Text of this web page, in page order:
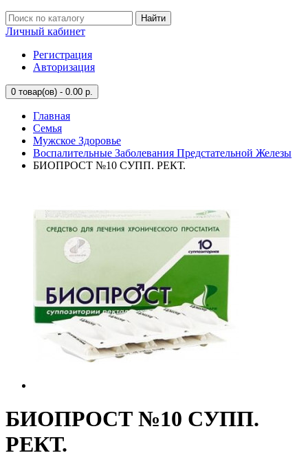
Найти
Личный кабинет
Регистрация
Авторизация
0 товар(ов) - 0.00 р.
Главная
Семья
Мужское Здоровье
Воспалительные Заболевания Предстательной Железы
БИОПРОСТ №10 СУПП. РЕКТ.
БИОПРОСТ №10 СУПП.
РЕКТ.